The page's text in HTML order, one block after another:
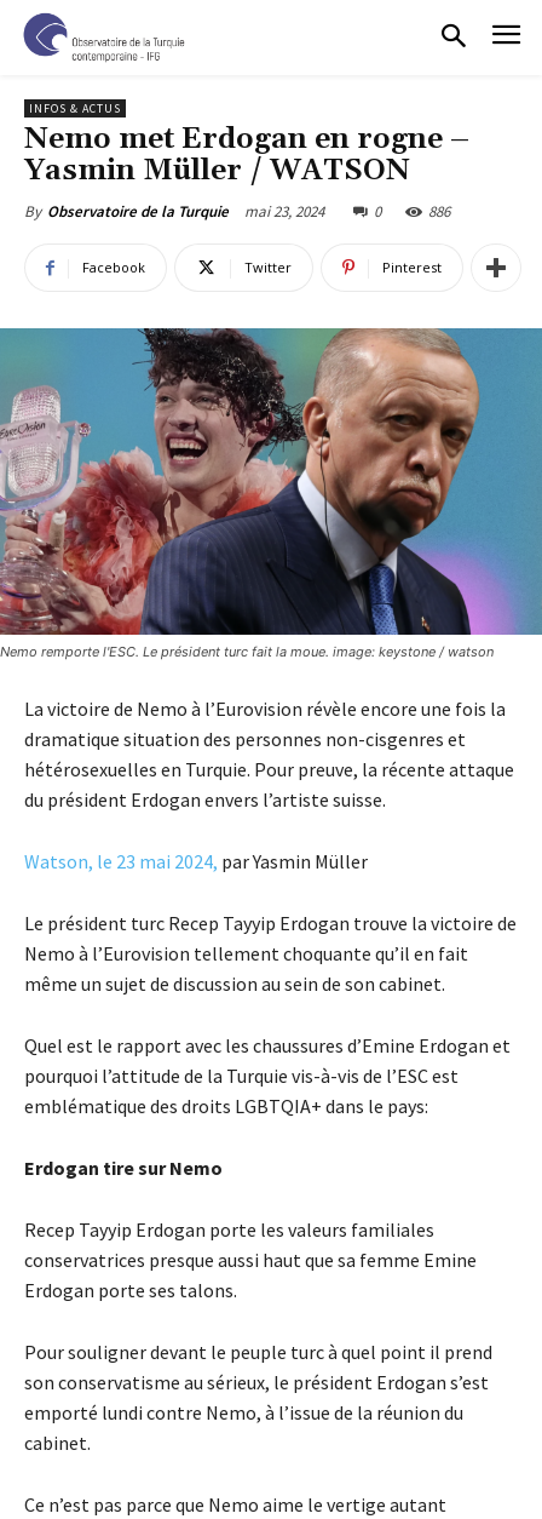
INFOS & ACTUS
Nemo met Erdogan en rogne –
Yasmin Müller / WATSON
By Observatoire de la Turquie mai 23, 2024 0 886
Facebook Twitter Pinterest
Nemo remporte l'ESC. Le président turc fait la moue. image: keystone / watson
La victoire de Nemo à l’Eurovision révèle encore une fois la
dramatique situation des personnes non-cisgenres et
hétérosexuelles en Turquie. Pour preuve, la récente attaque
du président Erdogan envers l’artiste suisse.
Watson, le 23 mai 2024, par Yasmin Müller
Le président turc Recep Tayyip Erdogan trouve la victoire de
Nemo à l’Eurovision tellement choquante qu’il en fait
même un sujet de discussion au sein de son cabinet.
Quel est le rapport avec les chaussures d’Emine Erdogan et
pourquoi l’attitude de la Turquie vis-à-vis de l’ESC est
emblématique des droits LGBTQIA+ dans le pays:
Erdogan tire sur Nemo
Recep Tayyip Erdogan porte les valeurs familiales
conservatrices presque aussi haut que sa femme Emine
Erdogan porte ses talons.
Pour souligner devant le peuple turc à quel point il prend
son conservatisme au sérieux, le président Erdogan s’est
emporté lundi contre Nemo, à l’issue de la réunion du
cabinet.
Ce n’est pas parce que Nemo aime le vertige autant